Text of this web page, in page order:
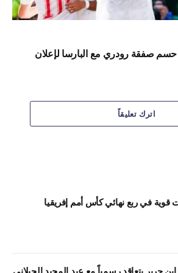
صفقة رودري مع البارسا لإعلان
اترك تعليقاً
قوية في ربع نهائي كأس أمم إفريقيا